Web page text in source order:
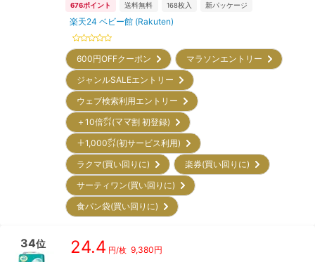
676ポイント 送料無料 168枚入 新パッケージ
楽天24 ベビー館 (Rakuten)
600円OFFクーポン
マラソンエントリー
ジャンルSALEエントリー
ウェブ検索利用エントリー
＋10倍㌽(ママ割 初登録)
＋1,000㌽(初サービス利用)
ラクマ(買い回りに)
楽券(買い回りに)
サーティワン(買い回りに)
食パン袋(買い回りに)
34位 24.4 円/枚 9,380円